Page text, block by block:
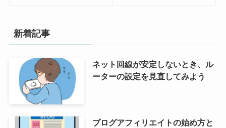
新着記事
ネット回線が安定しないとき、ル
ーターの設定を見直してみよう
ブログアフィリエイトの始め方と